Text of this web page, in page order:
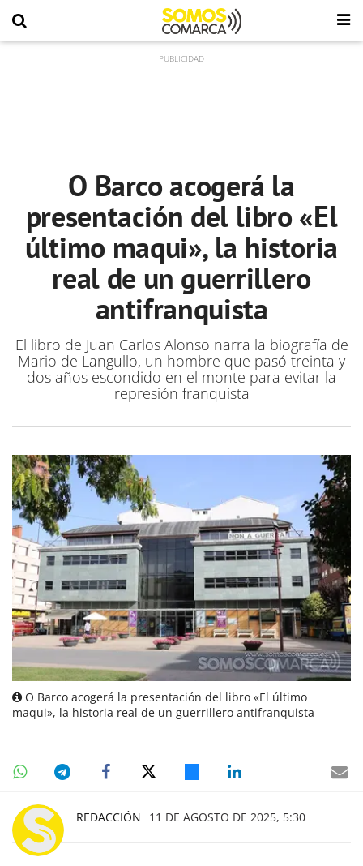
O Barco acogerá la
presentación del libro «El
último maqui», la historia
real de un guerrillero
antifranquista
El libro de Juan Carlos Alonso narra la biografía de
Mario de Langullo, un hombre que pasó treinta y
dos años escondido en el monte para evitar la
represión franquista
O Barco acogerá la presentación del libro «El último
maqui», la historia real de un guerrillero antifranquista
REDACCIÓN 11 DE AGOSTO DE 2025, 5:30